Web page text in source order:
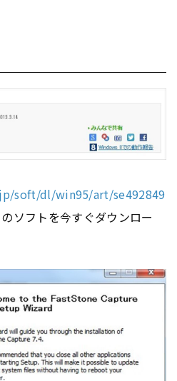
soft/dl/win95/art/se492849
ソフトを今すぐダウンロー